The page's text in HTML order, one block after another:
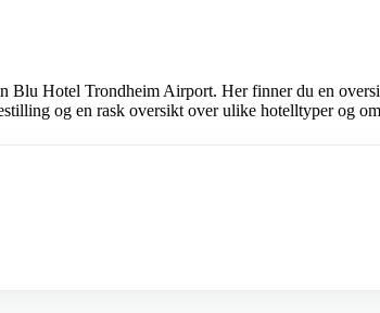
Hotel Trondheim Airport. Her finner du en
og en rask oversikt over ulike hotelltyper og